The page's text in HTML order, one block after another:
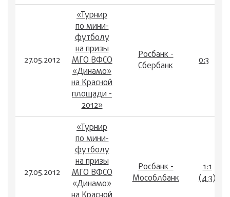
27.05.2012
«Турнир
по мини-
футболу
на призы
МГО ВФСО
«Динамо»
на Красной
площади -
2012»
Росбанк -
Сбербанк
0:3
27.05.2012
«Турнир
по мини-
футболу
на призы
МГО ВФСО
«Динамо»
Росбанк -
Мособлбанк
1:1
(4:3)